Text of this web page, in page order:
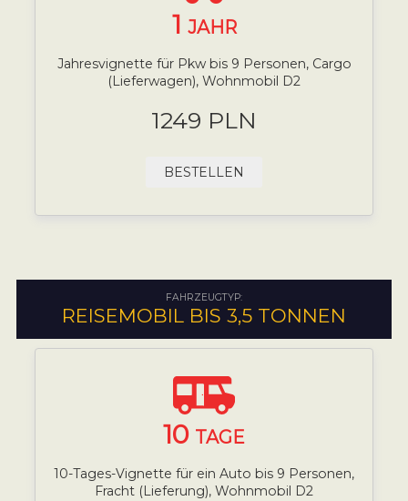
1 JAHR
Jahresvignette für Pkw bis 9 Personen, Cargo
(Lieferwagen), Wohnmobil D2
1249 PLN
BESTELLEN
FAHRZEUGTYP:
REISEMOBIL BIS 3,5 TONNEN
10 TAGE
10-Tages-Vignette für ein Auto bis 9 Personen,
Fracht (Lieferung), Wohnmobil D2